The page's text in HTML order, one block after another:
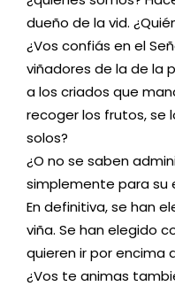
dueño de la vid.
¿Vos confiás en el
viñadores de la de la
a los criados que
recoger los frutos, se
solos?
¿O no se saben
simplemente para su
En definitiva, se han
viña. Se han elegido
quieren ir por encima
¿Vos te animas